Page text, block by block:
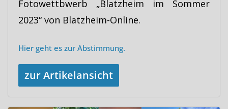
Fotowettbwerb „Blatzheim im Sommer
2023“ von Blatzheim-Online.
Hier geht es zur Abstimmung.
zur Artikelansicht